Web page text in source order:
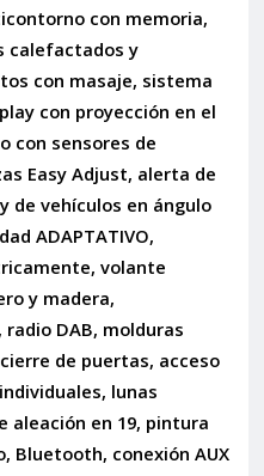
con memoria,
calefactados y
con masaje, sistema
con proyección en el
con sensores de
Easy Adjust, alerta de
de vehículos en ángulo
ADAPTATIVO,
volante
y madera,
DAB, molduras
de puertas, acceso
lunas
en 19, pintura
Bluetooth, conexión AUX